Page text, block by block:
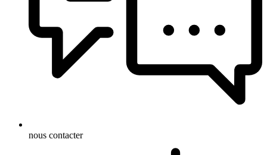
nous contacter